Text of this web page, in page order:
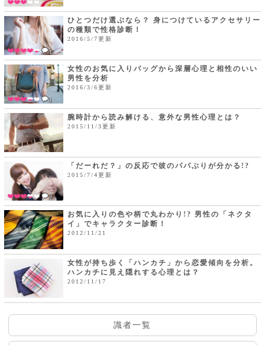
1
ひとつだけ選ぶなら？ 身につけているアクセサリー
の種類で性格診断！
2016/5/7更新
1
女性のお気に入りバッグから深層心理と相性のいい
男性を分析
2016/3/6更新
腕時計から読み解ける、意外な男性心理とは？
2015/11/3更新
2
「だーれだ？」の反応で彼のパパぶりが分かる!?
2015/7/4更新
お気に入りの色や柄で丸わかり!? 男性の「ネクタ
イ」でキャラクター診断！
2012/11/21
女性が持ち歩く「ハンカチ」から恋愛傾向を分析。
ハンカチに見え隠れする心理とは？
2012/11/17
識者一覧